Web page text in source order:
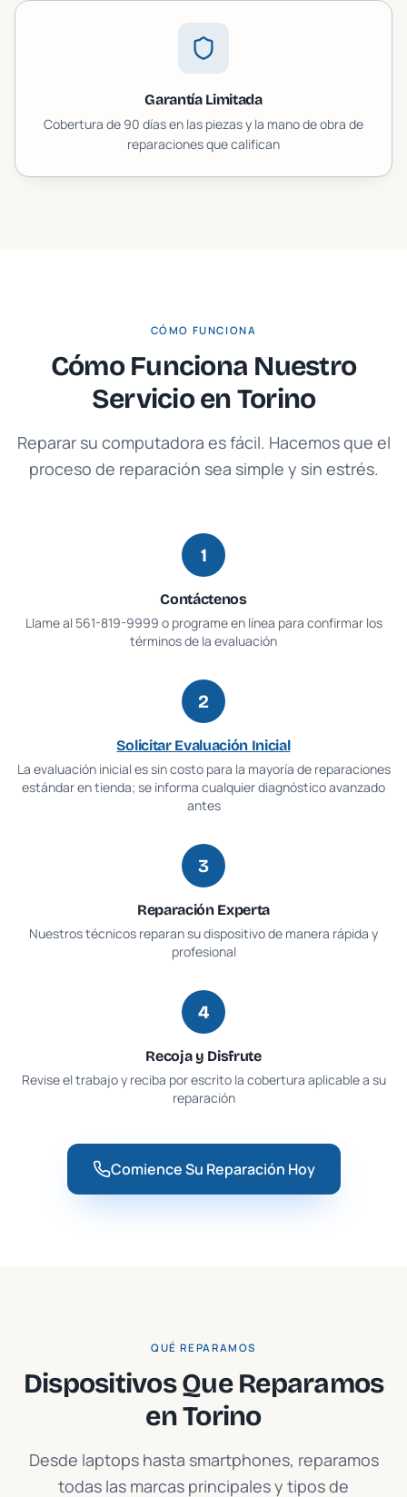
Garantía Limitada
Cobertura de 90 días en las piezas y la mano de obra de
reparaciones que califican
CÓMO FUNCIONA
Cómo Funciona Nuestro
Servicio enTorino
Reparar su computadora es fácil. Hacemos que el
proceso de reparación sea simple y sin estrés.
1
Contáctenos
Llame al 561-819-9999 o programe en línea para confirmar los
términos de la evaluación
2
Solicitar Evaluación Inicial
La evaluación inicial es sin costo para la mayoría de reparaciones
estándar en tienda; se informa cualquier diagnóstico avanzado
antes
3
Reparación Experta
Nuestros técnicos reparan su dispositivo de manera rápida y
profesional
4
Recoja y Disfrute
Revise el trabajo y reciba por escrito la cobertura aplicable a su
reparación
Comience Su Reparación Hoy
QUÉ REPARAMOS
Dispositivos Que Reparamos
enTorino
Desde laptops hasta smartphones, reparamos
todas las marcas principales y tipos de